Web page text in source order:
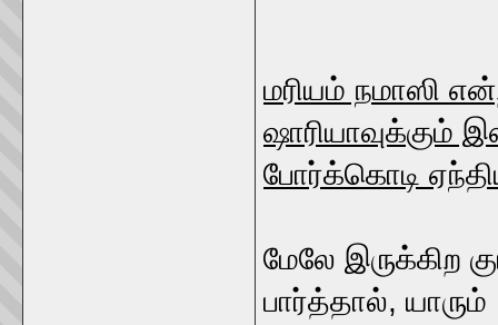
மரியம் நமாஸி
ஷாரியாவுக்கும்
போர்க்கொடி
மேலே இருக்கிற
பார்த்தால்,